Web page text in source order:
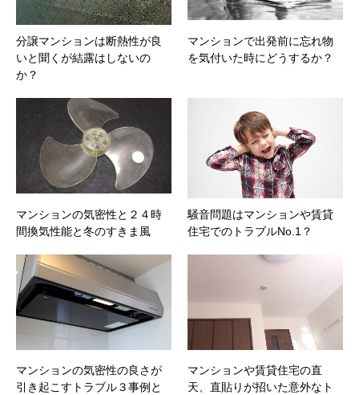
分譲マンションは断熱性が良
いと聞くが結露はしないの
か？
マンションで出発前に忘れ物
を気付いた時にどうするか？
マンションの気密性と２４時
間換気性能と冬のすきま風
騒音問題はマンションや賃貸
住宅でのトラブルNo.1？
マンションの気密性の良さが
引き起こすトラブル３事例と
マンションや賃貸住宅の直
天、直貼りが招いた意外なト